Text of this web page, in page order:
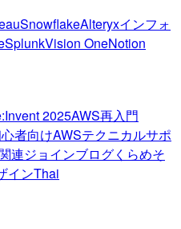
SnowflakeAlteryxインフォ
SplunkVision OneNotion
2025AWS再入門
者向けAWSテクニカルサポ
連ジョインブログくらめそ
インThai